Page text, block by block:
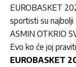
EUROBASKET
sportisti su najbolji
ASMIN OTKRIO
Evo ko će joj
EUROBASKET